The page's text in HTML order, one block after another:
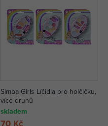
Simba Girls Líčidla pro holčičku,
více druhů
skladem